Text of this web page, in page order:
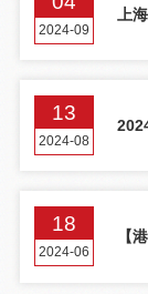
2024-09
上
13
2024-08
18
2024-06
【